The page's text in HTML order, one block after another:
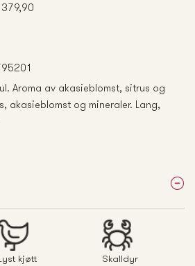
379,90
Aroma av akasieblomst, sitrus og
akasieblomst og mineraler. Lang,
kjøtt Skalldyr